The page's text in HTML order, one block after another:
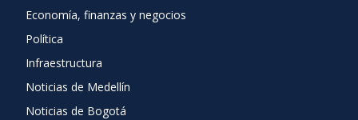
Economía, finanzas y negocios
Política
Infraestructura
Noticias de Medellín
Noticias de Bogotá